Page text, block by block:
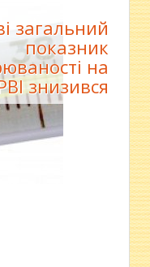
загальний
показник
на
знизився